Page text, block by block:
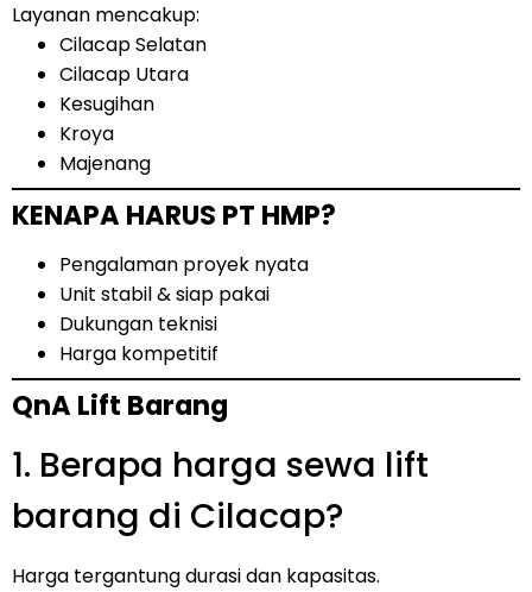
Layanan mencakup:
Cilacap Selatan
Cilacap Utara
Kesugihan
Kroya
Majenang
KENAPA HARUS PT HMP?
Pengalaman proyek nyata
Unit stabil & siap pakai
Dukungan teknisi
Harga kompetitif
QnA Lift Barang
1. Berapa harga sewa lift
barang di Cilacap?
Harga tergantung durasi dan kapasitas.